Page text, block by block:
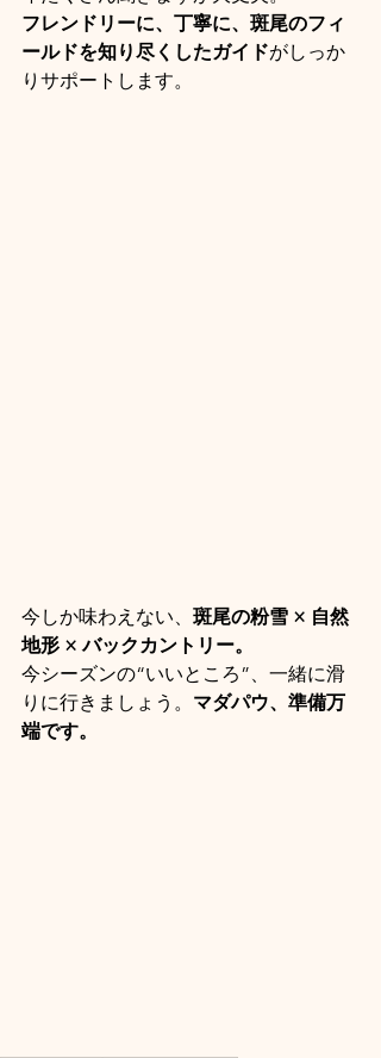
フレンドリーに、丁寧に、斑尾のフィ
ールドを知り尽くしたガイドがしっか
りサポートします。
今しか味わえない、 斑尾の粉雪 × 自然
地形 × バックカントリー。
今シーズンの“いいところ”、一緒に滑
りに行きましょう。 マダパウ、準備万
端です。